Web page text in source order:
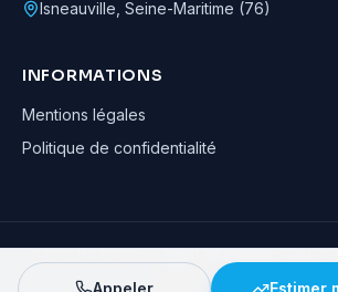
Isneauville Seine-Maritime (76)
INFORMATIONS
Mentions légales
Politique de confidentialité
Adrien Balavoine—Agent automobile CapCar,
· Tous droits réservés
Appeler Estimer